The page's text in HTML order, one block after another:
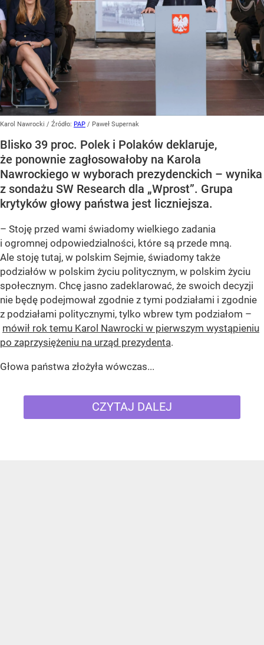
Karol Nawrocki / Źródło: PAP / Paweł Supernak
Blisko 39 proc. Polek i Polaków deklaruje,
że ponownie zagłosowałoby na Karola
Nawrockiego w wyborach prezydenckich – wynika
z sondażu SW Research dla „Wprost”. Grupa
krytyków głowy państwa jest liczniejsza.
– Stoję przed wami świadomy wielkiego zadania
i ogromnej odpowiedzialności, które są przede mną.
Ale stoję tutaj, w polskim Sejmie, świadomy także
podziałów w polskim życiu politycznym, w polskim życiu
społecznym. Chcę jasno zadeklarować, że swoich decyzji
nie będę podejmował zgodnie z tymi podziałami i zgodnie
z podziałami politycznymi, tylko wbrew tym podziałom –
mówił rok temu Karol Nawrocki w pierwszym wystąpieniu
po zaprzysiężeniu na urząd prezydenta.
Głowa państwa złożyła wówczas...
CZYTAJ DALEJ